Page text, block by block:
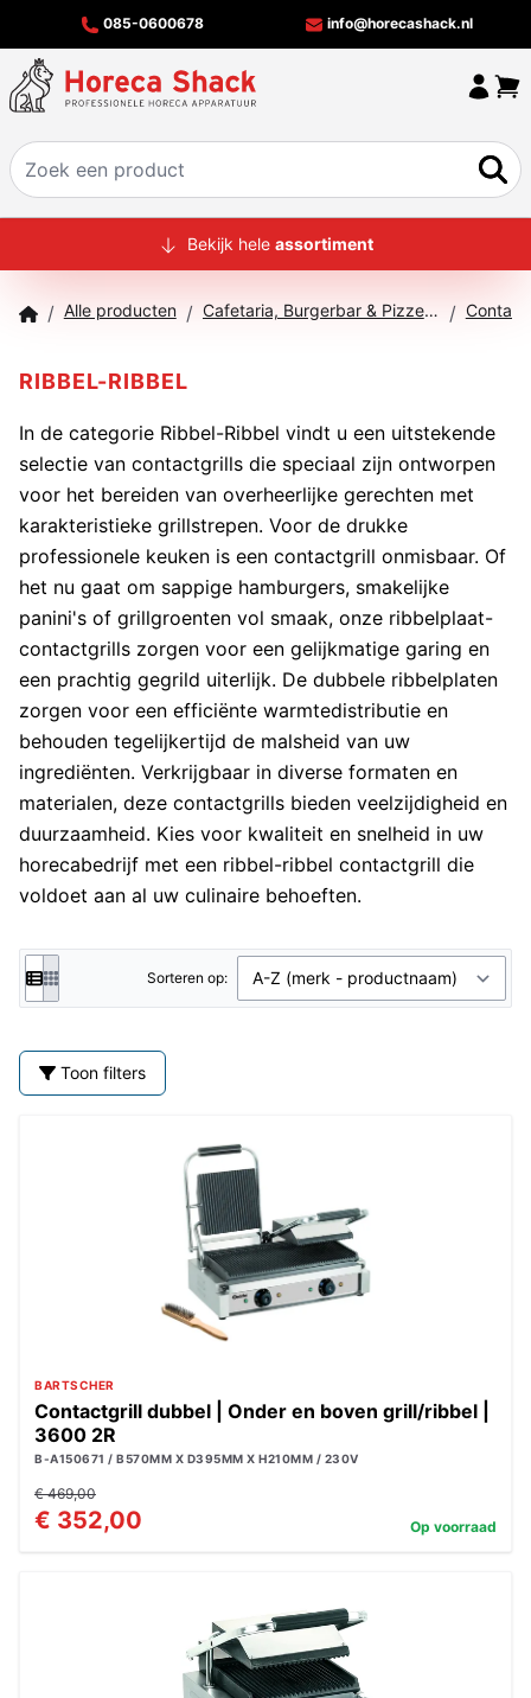
085-0600678 info@horecashack.nl
HOME
CONTACT
Bekijk hele assortiment
/ Alle producten / Cafetaria, Burgerbar & Pizzeria / Contact
RIBBEL-RIBBEL
In de categorie Ribbel-Ribbel vindt u een uitstekende
selectie van contactgrills die speciaal zijn ontworpen
voor het bereiden van overheerlijke gerechten met
karakteristieke grillstrepen. Voor de drukke
professionele keuken is een contactgrill onmisbaar. Of
het nu gaat om sappige hamburgers, smakelijke
panini's of grillgroenten vol smaak, onze ribbelplaat-
contactgrills zorgen voor een gelijkmatige garing en
een prachtig gegrild uiterlijk. De dubbele ribbelplaten
zorgen voor een efficiënte warmtedistributie en
behouden tegelijkertijd de malsheid van uw
ingrediënten. Verkrijgbaar in diverse formaten en
materialen, deze contactgrills bieden veelzijdigheid en
duurzaamheid. Kies voor kwaliteit en snelheid in uw
horecabedrijf met een ribbel-ribbel contactgrill die
voldoet aan al uw culinaire behoeften.
Sorteren op:
Toon filters
BARTSCHER
Contactgrill dubbel | Onder en boven grill/ribbel |
3600 2R
B-A150671 / B570MM X D395MM X H210MM / 230V
€ 469,00
€ 352,00 Op voorraad